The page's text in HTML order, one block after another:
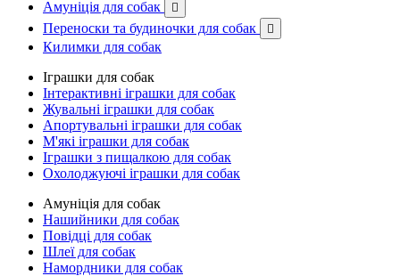
Амуніція для собак 
Переноски та будиночки для собак 
Килимки для собак
Іграшки для собак
Інтерактивні іграшки для собак
Жувальні іграшки для собак
Апортувальні іграшки для собак
М'які іграшки для собак
Іграшки з пищалкою для собак
Охолоджуючі іграшки для собак
Амуніція для собак
Нашийники для собак
Повідці для собак
Шлеї для собак
Намордники для собак